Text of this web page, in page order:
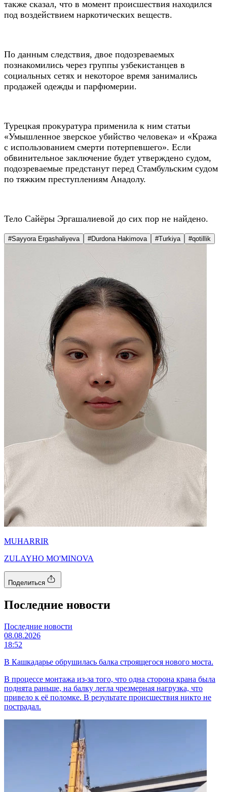
также сказал, что в момент происшествия находился
под воздействием наркотических веществ.
По данным следствия, двое подозреваемых
познакомились через группы узбекистанцев в
социальных сетях и некоторое время занимались
продажей одежды и парфюмерии.
Турецкая прокуратура применила к ним статьи
«Умышленное зверское убийство человека» и «Кража
с использованием смерти потерпевшего». Если
обвинительное заключение будет утверждено судом,
подозреваемые предстанут перед Стамбульским судом
по тяжким преступлениям Анадолу.
Тело Сайёры Эргашалиевой до сих пор не найдено.
#Sayyora Ergashaliyeva #Durdona Hakimova #Turkiya #qotillik
MUHARRIR
ZULAYHO MO'MINOVA
Поделиться
Последние новости
Последние новости
08.08.2026
18:52
В Кашкадарье обрушилась балка строящегося нового моста.
В процессе монтажа из-за того, что одна сторона крана была
поднята раньше, на балку легла чрезмерная нагрузка, что
привело к её поломке. В результате происшествия никто не
пострадал.